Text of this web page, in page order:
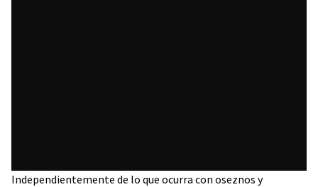
Independientemente de lo que ocurra con oseznos y